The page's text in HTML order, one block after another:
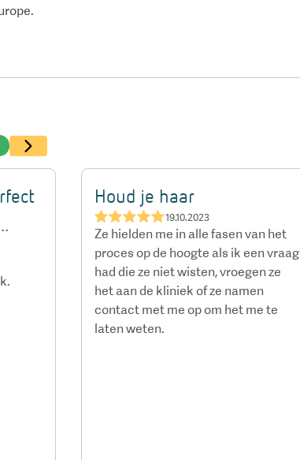
Houd je haar
★★★★★19.10.2023
Ze hielden me in alle fasen van het
proces op de hoogte als ik een vraag
had die ze niet wisten, vroegen ze
het aan de kliniek of ze namen
contact met me op om het me te
laten weten.